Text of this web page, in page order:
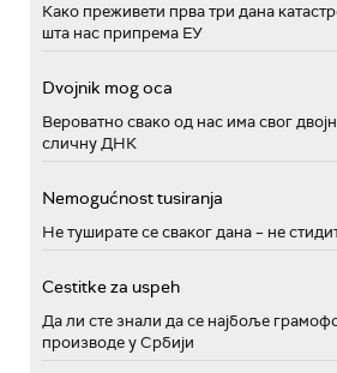
Како преживети прва три дана
шта нас припрема ЕУ
Dvojnik mog oca
Вероватно свако од нас има свог
сличну ДНК
Nemogućnost tusiranja
Не туширате се сваког дана – не
Cestitke za uspeh
Да ли сте знали да се најбоље
производе у Србији